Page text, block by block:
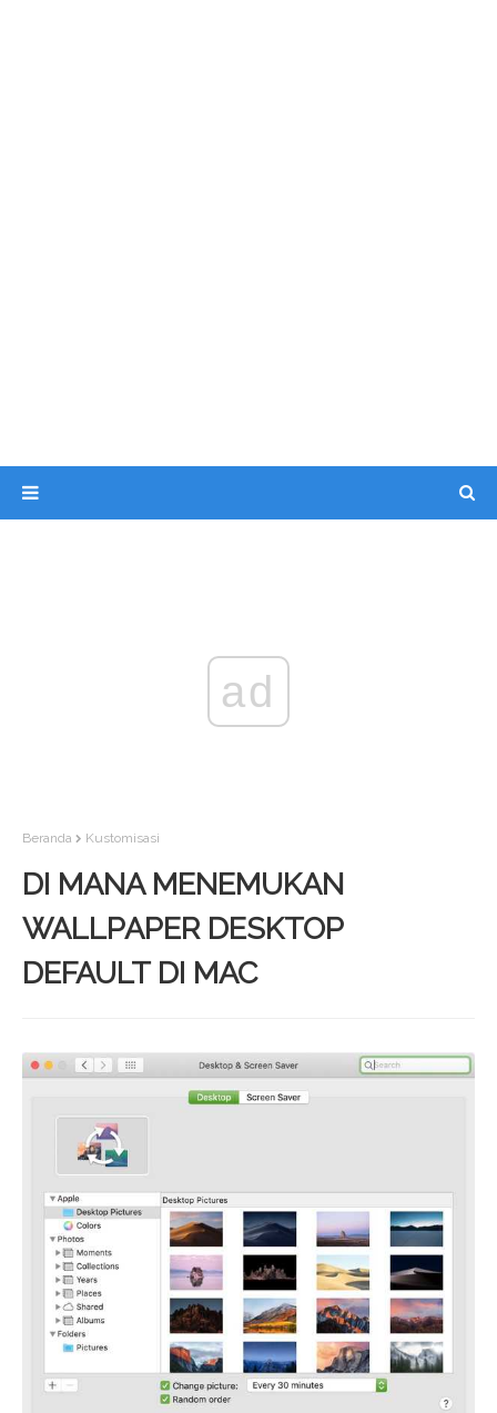
ad
Beranda Kustomisasi
DI MANA MENEMUKAN
WALLPAPER DESKTOP
DEFAULT DI MAC